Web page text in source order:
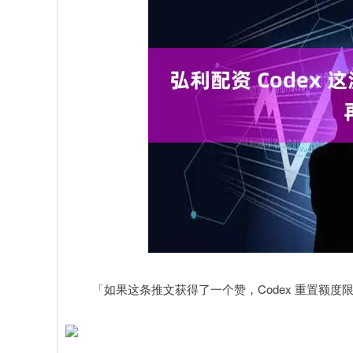
「如果这条推文获得了一个赞，Codex 重置额度